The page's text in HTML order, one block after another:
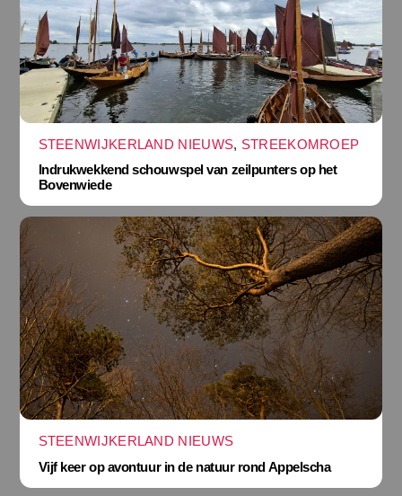
STEENWIJKERLAND NIEUWS, STREEKOMROEP
Indrukwekkend schouwspel van zeilpunters op het
Bovenwiede
STEENWIJKERLAND NIEUWS
Vijf keer op avontuur in de natuur rond Appelscha